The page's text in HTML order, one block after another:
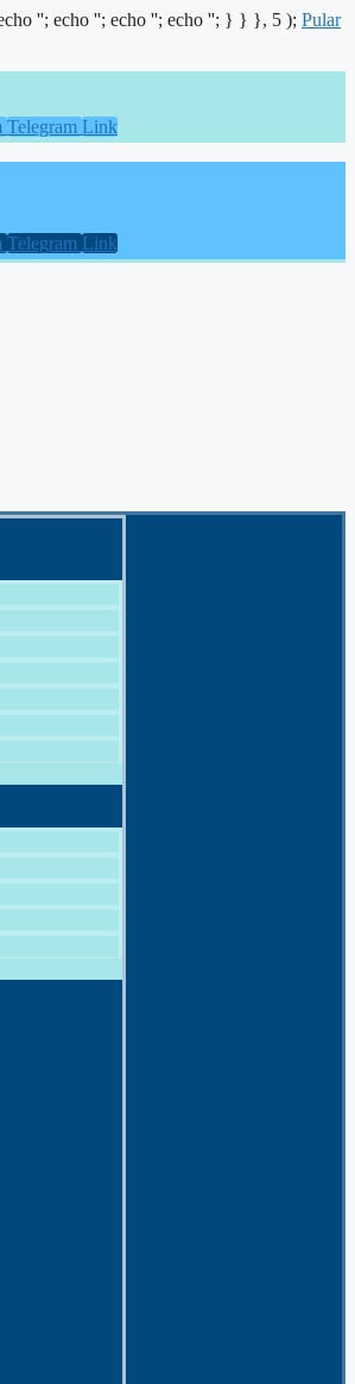
''; echo ''; echo ''; echo ''; } } }, 5 ); Pular
Telegram Link
Telegram Link